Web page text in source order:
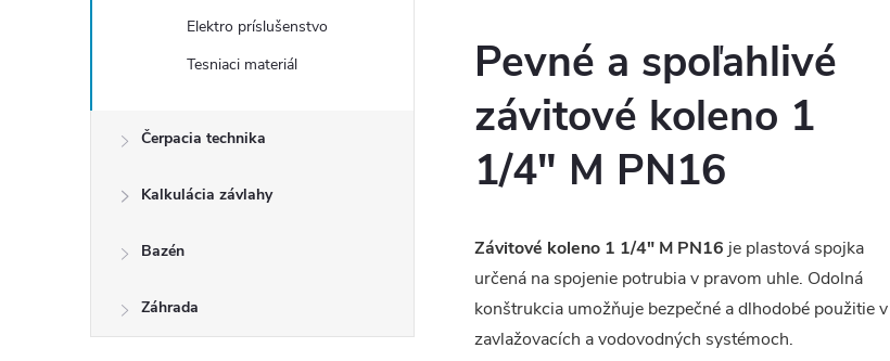
Elektro príslušenstvo
Tesniaci materiál
Čerpacia technika
Kalkulácia závlahy
Bazén
Záhrada
Pevné a spoľahlivé
závitové koleno 1
1/4" M PN16
Závitové koleno 1 1/4" M PN16 je plastová spojka
určená na spojenie potrubia v pravom uhle. Odolná
konštrukcia umožňuje bezpečné a dlhodobé použitie v
zavlažovacích a vodovodných systémoch.